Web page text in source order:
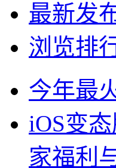
最新发
浏览排
今年最
iOS变
家福利